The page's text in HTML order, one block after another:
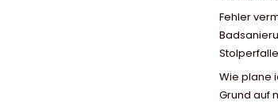
Fehler
Wie plane
Grund auf